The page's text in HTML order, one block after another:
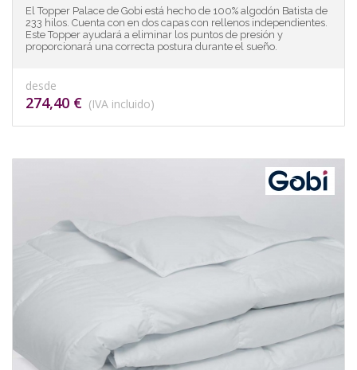
El Topper Palace de Gobi está hecho de 100% algodón Batista de
233 hilos. Cuenta con en dos capas con rellenos independientes.
Este Topper ayudará a eliminar los puntos de presión y
proporcionará una correcta postura durante el sueño.
desde
274,40 € (IVA incluido)